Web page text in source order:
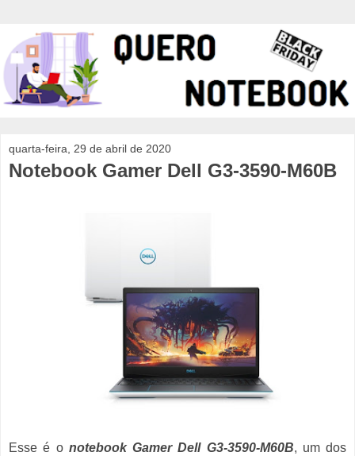
quarta-feira, 29 de abril de 2020
Notebook Gamer Dell G3-3590-M60B
Esse é o notebook Gamer Dell G3-3590-M60B, um dos